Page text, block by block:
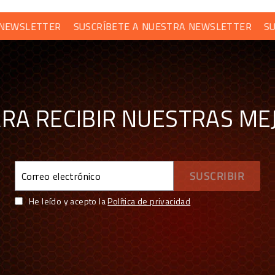
ES COMPRAR CON GARANTÍAS
y Portugal — más de 70 marcas
garantía de Europa
Europa
SUSCRÍBETE A NUESTRA NEWSLETTER
RECIBIR NUESTRAS
electrónico
SUSCRIBIR
He leído y acepto laPolítica de privacidad